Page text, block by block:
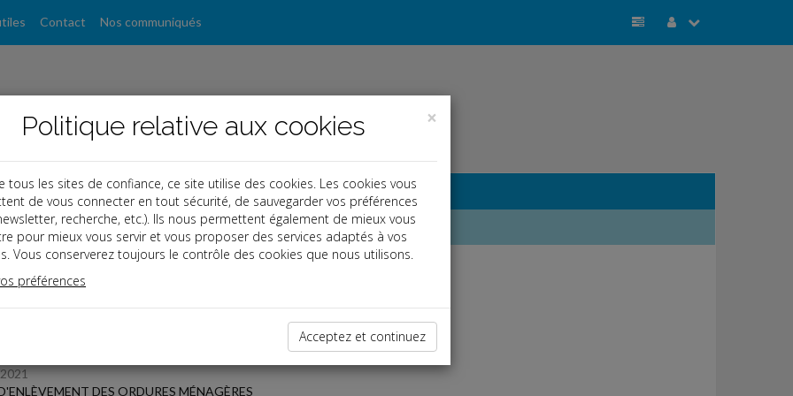
Contact Nos communiqués
dernières dépêches
DES ORDURES MÉNAGÈRES
×
Politique relative aux cookies
tous les sites de confiance, ce site utilise des cookies. Les cookies vous
de vous connecter en tout sécurité, de sauvegarder vos préférences
recherche, etc.). Ils nous permettent également de mieux vous
pour mieux vous servir et vous proposer des services adaptés à vos
Vous conserverez toujours le contrôle des cookies que nous utilisons.
préférences
Acceptez et continuez